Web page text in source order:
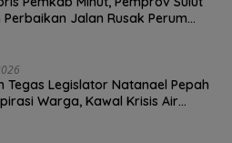
Perbaikan Jalan Rusak Perum
Tegas Legislator Natanael Pepah
Warga, Kawal Krisis Air